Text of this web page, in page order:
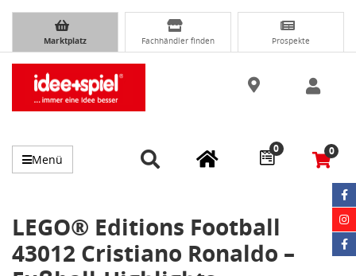
Marktplatz Fachhändler finden Prospekte
Menü
0 0
LEGO® Editions Football
43012 Cristiano Ronaldo –